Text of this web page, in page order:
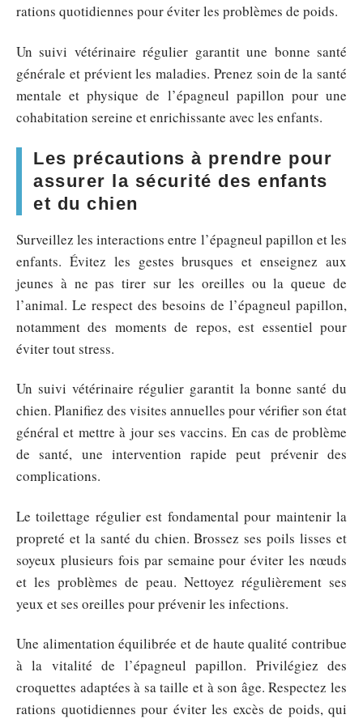
rations quotidiennes pour éviter les problèmes de poids.
Un suivi vétérinaire régulier garantit une bonne santé
générale et prévient les maladies. Prenez soin de la santé
mentale et physique de l’épagneul papillon pour une
cohabitation sereine et enrichissante avec les enfants.
Les précautions à prendre pour
assurer la sécurité des enfants
et du chien
Surveillez les interactions entre l’épagneul papillon et les
enfants. Évitez les gestes brusques et enseignez aux
jeunes à ne pas tirer sur les oreilles ou la queue de
l’animal. Le respect des besoins de l’épagneul papillon,
notamment des moments de repos, est essentiel pour
éviter tout stress.
Un suivi vétérinaire régulier garantit la bonne santé du
chien. Planifiez des visites annuelles pour vérifier son état
général et mettre à jour ses vaccins. En cas de problème
de santé, une intervention rapide peut prévenir des
complications.
Le toilettage régulier est fondamental pour maintenir la
propreté et la santé du chien. Brossez ses poils lisses et
soyeux plusieurs fois par semaine pour éviter les nœuds
et les problèmes de peau. Nettoyez régulièrement ses
yeux et ses oreilles pour prévenir les infections.
Une alimentation équilibrée et de haute qualité contribue
à la vitalité de l’épagneul papillon. Privilégiez des
croquettes adaptées à sa taille et à son âge. Respectez les
rations quotidiennes pour éviter les excès de poids, qui